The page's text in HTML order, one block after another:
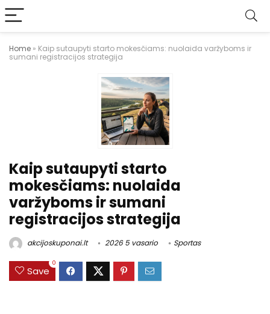
Home » Kaip sutaupyti starto mokesčiams: nuolaida varžyboms ir
sumani registracijos strategija
Kaip sutaupyti starto
mokesčiams: nuolaida
varžyboms ir sumani
registracijos strategija
akcijoskuponai.lt 2026 5 vasario Sportas
Save
0